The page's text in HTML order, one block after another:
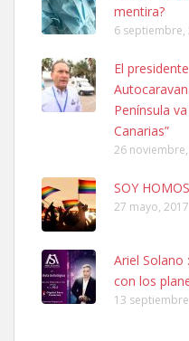
SHIBA PERDIDO AVDA
PERRO MACHO RAZA SHIBA
06/07/2025 ZONA MESA Y
Leales.org » Gran Canaria
Ninfa perdida
El día 5 se los perdió una
calle, se perdió por la zon...
mentira?
6 septiembre,
El
Península
Canarias”
26
SOY
27 mayo, 2017
Ariel Solano
con los
13